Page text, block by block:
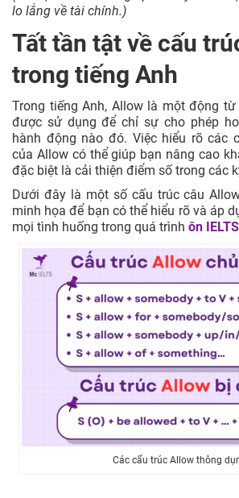
lo lắng về tài chính.)
Tất tần tật về cấu
trong tiếng Anh
Trong tiếng Anh, Allow là một động
được sử dụng để chỉ sự cho phép
hành động nào đó. Việc hiểu rõ các
của Allow có thể giúp bạn nâng cao
đặc biệt là cải thiện điểm số trong các
Dưới đây là một số cấu trúc câu
minh họa để bạn có thể hiểu rõ và áp
mọi tình huống trong quá trình ôn IELTS
Các cấu trúc Allow thông